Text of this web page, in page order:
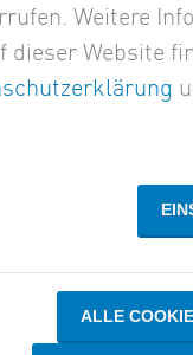
wissen müssen
Weitere
dieser Website
ALLE